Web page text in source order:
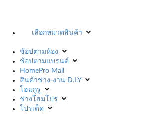
เลือกหมวดสินค้า
ช้อปตามห้อง
ช้อปตามแบรนด์
HomePro Mall
สินค้าช่าง-งาน D.I.Y
โฮมกูรู
ช่างโฮมโปร
โปรเด็ด